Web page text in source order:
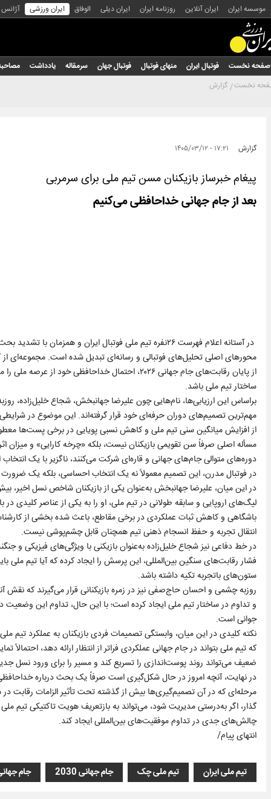
موسسه ایران ایران آنلاین روزنامه ایران ایران دیلی الوفاق ایران ورزشی
صفحه نخست فوتبال ایران منهای فوتبال فوتبال جهان سرمقاله یادداشت
نخست گزارش
گزارش ۱۷:۲۱ - ۱۴۰۵/۰۳/۱۲
پیغام خبرساز بازیکنان مسن تیم ملی برای سرمربی
بعد از جام جهانی خداحافظی می‌کنیم
در آستانه اعلام فهرست ۲۶نفره تیم ملی فوتبال ایران و
محورهای اصلی تحلیل‌های فوتبالی و رسانه‌ای تبدیل شده است. مجموعه‌ای از
از پایان رقابت‌های جام جهانی ۲۰۲۶، احتمال
ساختار تیم ملی باشد.
براساس این ارزیابی‌ها، نام‌هایی چون علیرضا جهانبخش، شجاع خلیل‌زاده،
مهم‌ترین تصمیم‌های دوران حرفه‌ای خود قرار گرفته‌اند. این موضوع در
از افزایش میانگین سنی تیم ملی و کاهش نسبی پویایی در برخی پست‌ها
مسأله اصلی صرفاً سن تقویمی بازیکنان نیست، بلکه «چرخه کارایی» و میزان
دوره‌های متوالی جام‌های جهانی و قاره‌ای شرکت می‌کنند، ناگزیر با یک
در فوتبال مدرن، این تصمیم معمولاً نه یک انتخاب احساسی، بلکه یک
در این میان، علیرضا جهانبخش به‌عنوان یکی از بازیکنان شاخص نسل اخیر،
لیگ‌های اروپایی و سابقه طولانی در تیم ملی، او را به یکی از عناصر
باشگاهی و کاهش ثبات عملکردی در برخی مقاطع، باعث شده بخشی از
انتقال تجربه و حفظ انسجام ذهنی تیم همچنان قابل چشم‌پوشی نیست.
در خط دفاعی نیز شجاع خلیل‌زاده به‌عنوان بازیکنی با ویژگی‌های فیزیکی و
فشار رقابت‌های سنگین بین‌المللی، این پرسش را ایجاد کرده که آیا تیم
ستون‌های باتجربه تکیه داشته باشد.
روزبه چشمی و احسان حاج‌صفی نیز در زمره بازیکنانی قرار می‌گیرند که نقش
و تداوم در ساختار تیم ملی ایجاد کرده است؛ با این حال، تداوم این وضعیت
جوانی است.
نکته کلیدی در این میان، وابستگی تصمیمات فردی بازیکنان به عملکرد
که تیم ملی بتواند در جام جهانی عملکردی فراتر از انتظار ارائه دهد،
ضعیف می‌تواند روند پوست‌اندازی را تسریع کند و مسیر را برای ورود نسل
در نهایت، آنچه امروز در حال شکل‌گیری است صرفاً یک بحث درباره
مرحله‌ای که در آن تصمیم‌گیری‌ها بیش از گذشته تحت تأثیر الزامات
گذار، اگر به‌درستی مدیریت شود، می‌تواند به بازتعریف هویت تاکتیکی
چالش‌های جدی در تداوم موفقیت‌های بین‌المللی ایجاد کند.
انتهای پیام/
تیم ملی ایران تیم ملی چک جام جهانی 2030 جام جهانی